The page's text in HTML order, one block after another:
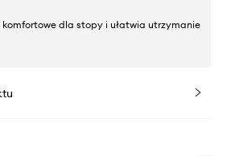
dla stopy i ułatwia utrzymanie